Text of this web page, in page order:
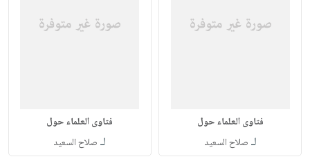
فتاوى العلماء حول
لـ صلاح السعيد
فتاوى العلماء حول
لـ صلاح السعيد